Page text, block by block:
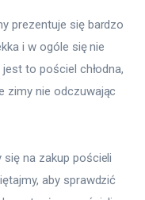
prezentuje się bardzo
i w ogóle się nie
to pościel chłodna,
zimy nie odczuwając
na zakup pościeli
aby sprawdzić